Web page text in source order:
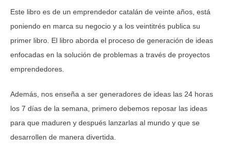
Este libro es de un emprendedor catalán de veinte años, está
poniendo en marca su negocio y a los veintitrés publica su
primer libro. El libro aborda el proceso de generación de ideas
enfocadas en la solución de problemas a través de proyectos
emprendedores.
Además, nos enseña a ser generadores de ideas las 24 horas
los 7 días de la semana, primero debemos reposar las ideas
para que maduren y después lanzarlas al mundo y que se
desarrollen de manera divertida.